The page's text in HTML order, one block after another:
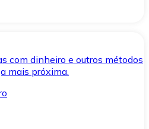
com dinheiro e outros métodos
mais próxima.